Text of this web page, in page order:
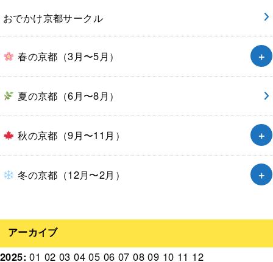
おでかけ京都サークル
春の京都（3月〜5月）
夏の京都（6月〜8月）
秋の京都（9月〜11月）
冬の京都（12月〜2月）
アーカイブ
2025:01 02 03 04 05 06 07 08 09 10 11 12